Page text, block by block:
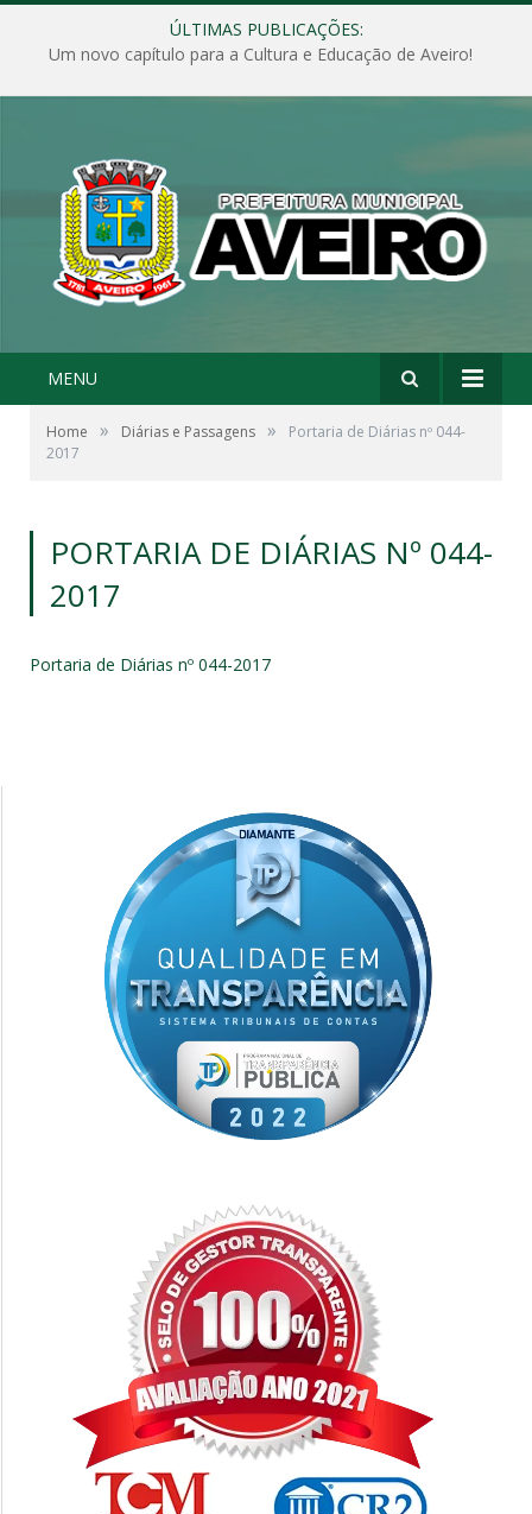
ÚLTIMAS PUBLICAÇÕES:
Um novo capítulo para a Cultura e Educação de Aveiro!
MENU
Home » Diárias e Passagens »
Portaria de Diárias nº 044-
2017
PORTARIA DE DIÁRIAS Nº 044-
2017
Portaria de Diárias nº 044-2017